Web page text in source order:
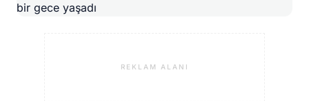
REKLAM ALANI